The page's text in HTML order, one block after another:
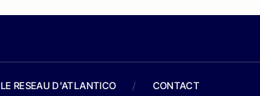
LE RESEAU D'ATLANTICO / CONTACT